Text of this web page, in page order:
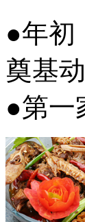
●年初
奠基
●第一